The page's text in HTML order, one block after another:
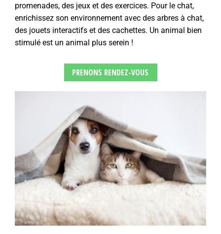
promenades, des jeux et des exercices. Pour le chat,
enrichissez son environnement avec des arbres à chat,
des jouets interactifs et des cachettes. Un animal bien
stimulé est un animal plus serein !
PRENONS RENDEZ-VOUS